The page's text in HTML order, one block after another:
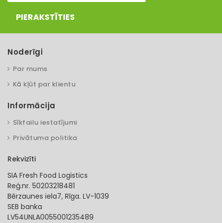
PIERAKSTĪTIES
Noderīgi
Par mums
Kā kļūt par klientu
Informācija
Sīkfailu iestatījumi
Privātuma politika
Rekvizīti
SIA Fresh Food Logistics
Reģ.nr. 50203218481
Bērzaunes iela7, Rīga. LV-1039
SEB banka
LV54UNLA0055001235489